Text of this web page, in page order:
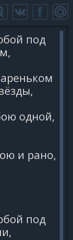
под
одной,
и рано,
под